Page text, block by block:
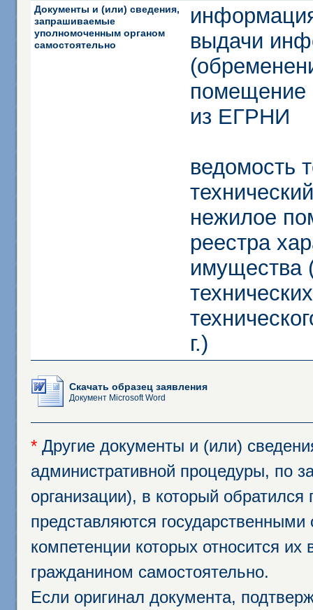
Документы и (или) сведения,
запрашиваемые
уполномоченным органом
самостоятельно
выдачи
помещение
из ЕГРНИ
ведомость
нежилое
реестра
имущества
г.)
Скачать образец заявления
Документ Microsoft Word
* Другие документы и (или)
административной процедуры, по
организации), в который
представляются
компетенции которых относится
гражданином самостоятельно.
Если оригинал документа,